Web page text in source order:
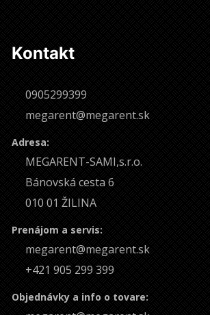
Kontakt
0905299399
megarent@megarent.sk
Adresa:
MEGARENT-SAMI,s.r.o.
Bánovská cesta 6
010 01 ŽILINA
Prenájom a servis:
megarent@megarent.sk
+421 905 299 399
Objednávky a info o tovare: